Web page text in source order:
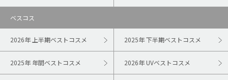
ベスコス
2026年 上半期ベストコスメ 2025年 下半期ベストコスメ
2025年 年間ベストコスメ 2026年 UVベストコスメ